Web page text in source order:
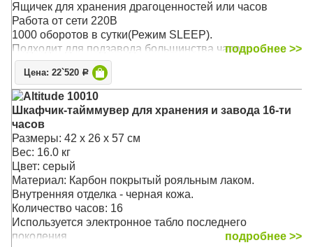
Ящичек для хранения драгоценностей или часов
Работа от сети 220В
1000 оборотов в сутки(Режим SLEEP).
Подходит для подзавода большинства часов.
Возможность выбора пользовательского режима и
регулировка количества оборотов
Основной режим - 1000 оборотов в сутки
Подушечка и держатель - универсальные, размер
регулируется под конкретные часы
подробнее >>
Цена: 22`520 Р
Altitude 10010
Шкафчик-тайммувер для хранения и завода 16-ти
часов
Размеры: 42 х 26 х 57 см
Вес: 16.0 кг
Цвет: серый
Материал: Карбон покрытый рояльным лаком.
Внутренняя отделка - черная кожа.
Количество часов: 16
Используется электронное табло последнего
поколения
подробнее >>